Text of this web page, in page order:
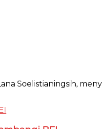
Soelistianingsih,